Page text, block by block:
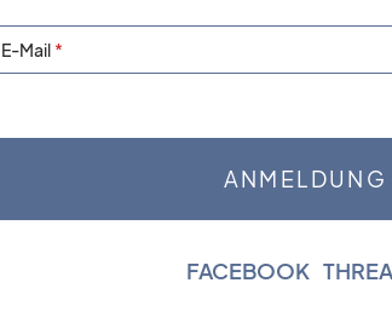
E-Mail
FACEBOOK |